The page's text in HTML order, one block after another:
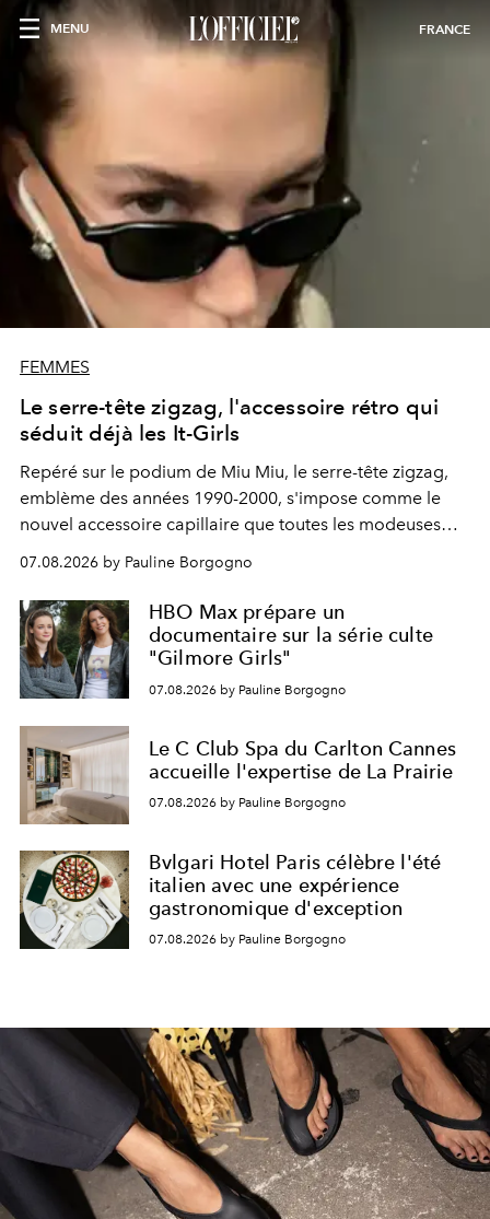
MENU FRANCE
FEMMES
Le serre-tête zigzag, l'accessoire rétro qui
séduit déjà les It-Girls
Repéré sur le podium de Miu Miu, le serre-tête zigzag,
emblème des années 1990-2000, s'impose comme le
nouvel accessoire capillaire que toutes les modeuses
s'arrachent déjà.
07.08.2026 by Pauline Borgogno
HBO Max prépare un
documentaire sur la série culte
"Gilmore Girls"
07.08.2026 by Pauline Borgogno
Le C Club Spa du Carlton Cannes
accueille l'expertise de La Prairie
07.08.2026 by Pauline Borgogno
Bvlgari Hotel Paris célèbre l'été
italien avec une expérience
gastronomique d'exception
07.08.2026 by Pauline Borgogno